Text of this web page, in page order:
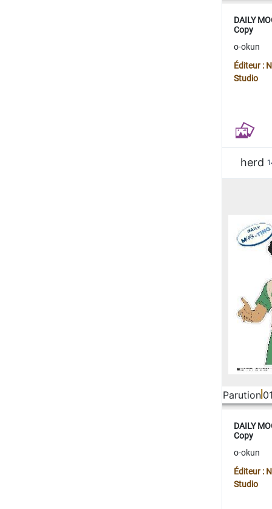
DAILY
Copy
o-okun
Éditeur :
Studio
herd
Parution
DAILY
Copy
o-okun
Éditeur :
Studio